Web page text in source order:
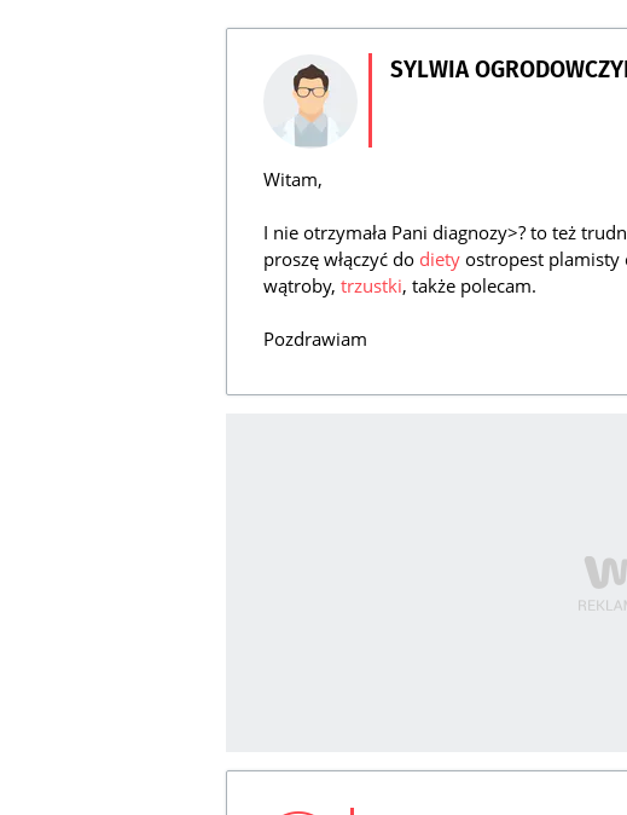
SYLWIA
Witam,
I nie otrzymała Pani diagnozy>? to też
proszę włączyć do diety ostropest plamisty
wątroby, trzustki, także polecam.
Pozdrawiam